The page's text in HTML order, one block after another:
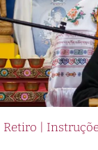
Retiro |